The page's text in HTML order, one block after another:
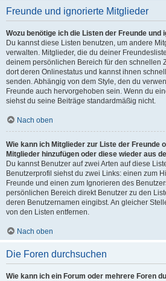
Freunde und ignorierte Mitglieder
Wozu benötige ich die Listen der Freunde und
Du kannst diese Listen benutzen, um andere
verwalten. Mitglieder, die du deiner
deinem persönlichen Bereich für den schnellen
dort deren Onlinestatus und kannst ihnen
senden. Abhängig von dem Style, den du
Freunde auch hervorgehoben sein. Wenn du
siehst du seine Beiträge standardmäßig nicht.
Nach oben
Wie kann ich Mitglieder zur Liste der Freunde
Mitglieder hinzufügen oder diese wieder aus
Du kannst Benutzer auf zwei Arten auf diese
Benutzerprofil siehst du zwei Links: einen zum
Freunde und einen zum Ignorieren des
persönlichen Bereich direkt Benutzer zu den
deren Benutzernamen eingibst. An gleicher
von den Listen entfernen.
Nach oben
Die Foren durchsuchen
Wie kann ich ein Forum oder mehrere Foren